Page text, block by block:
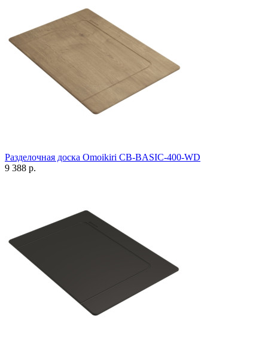
Разделочная доска Omoikiri CB-BASIC-400-WD
9 388 р.